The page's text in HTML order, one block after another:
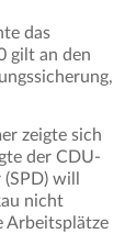
das
gilt an den
zeigte sich
der CDU-
will
nicht
Arbeitsplätze